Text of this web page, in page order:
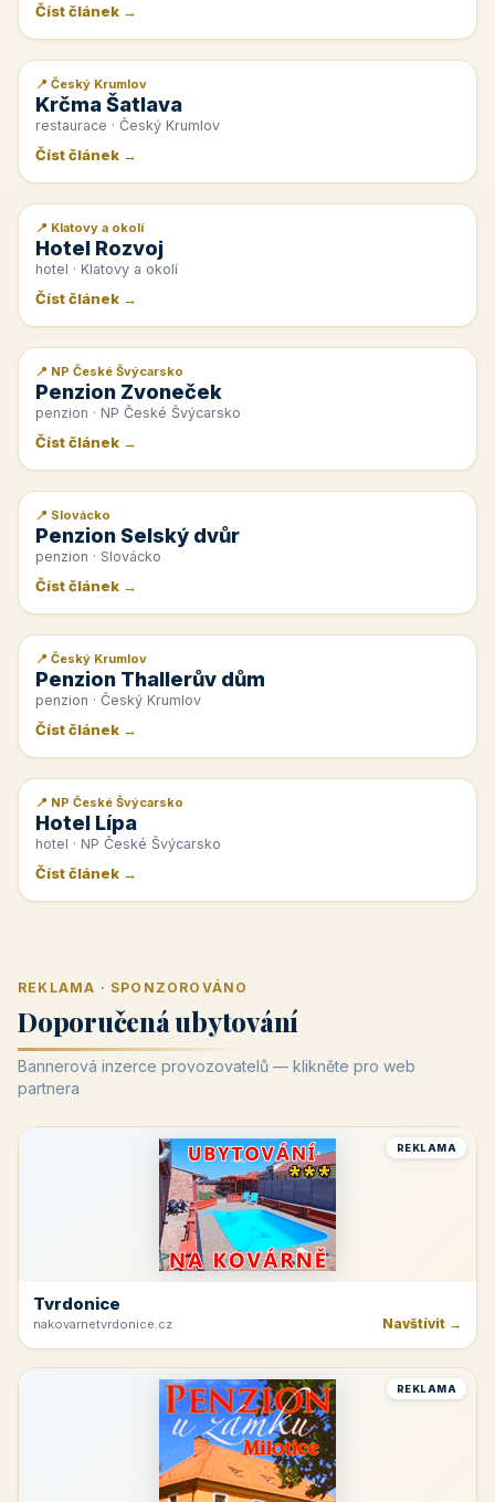
Číst článek →
📰 PR článek
📍 Český Krumlov
Krčma Šatlava
restaurace · Český Krumlov
Číst článek →
📰 PR článek
📍 Klatovy a okolí
Hotel Rozvoj
hotel · Klatovy a okolí
Číst článek →
📰 PR článek
📍 NP České Švýcarsko
Penzion Zvoneček
penzion · NP České Švýcarsko
Číst článek →
📰 PR článek
📍 Slovácko
Penzion Selský dvůr
penzion · Slovácko
Číst článek →
📰 PR článek
📍 Český Krumlov
Penzion Thallerův dům
penzion · Český Krumlov
Číst článek →
📰 PR článek
📍 NP České Švýcarsko
Hotel Lípa
hotel · NP České Švýcarsko
Číst článek →
REKLAMA · SPONZOROVÁNO
Doporučená ubytování
Bannerová inzerce provozovatelů — klikněte pro web
partnera
REKLAMA
Tvrdonice
nakovarnetvrdonice.cz Navštívit →
REKLAMA